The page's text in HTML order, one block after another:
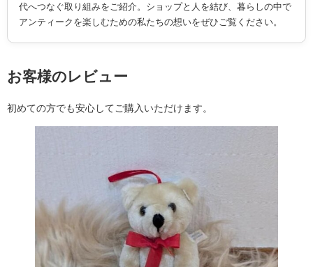
代へつなぐ取り組みをご紹介。ショップと人を結び、暮らしの中で
アンティークを楽しむための私たちの想いをぜひご覧ください。
お客様のレビュー
初めての方でも安心してご購入いただけます。